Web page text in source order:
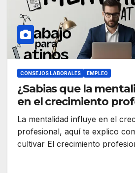
CONSEJOS LABORALES EMPLEO
¿Sabias que la
en el crecimiento
La mentalidad influye en el
profesional, aquí te explico
cultivar El crecimiento